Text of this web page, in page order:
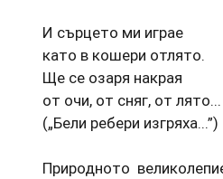
И сърцето ми играе
като в кошери отлято.
Ще се озаря накрая
от очи, от сняг, от лято...
(„Бели ребери изгряха...”)
Природното